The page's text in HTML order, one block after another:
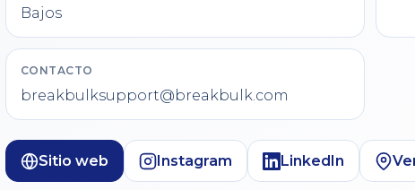
Bajos
CONTACTO
breakbulksupport@breakbulk.com
Sitio web Instagram LinkedIn